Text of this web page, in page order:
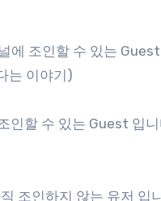
조인할 수 있는
는 이야기)
할 수 있는 Guest 입
조인하지 않는 유저 입